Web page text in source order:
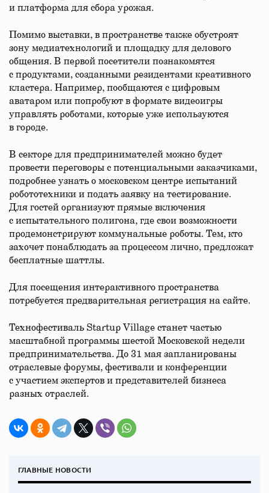
и платформа для сбора урожая.
Помимо выставки, в пространстве также обустроят
зону медиатехнологий и площадку для делового
общения. В первой посетители познакомятся
с продуктами, созданными резидентами креативного
кластера. Например, пообщаются с цифровым
аватаром или попробуют в формате видеоигры
управлять роботами, которые уже используются
в городе.
В секторе для предпринимателей можно будет
провести переговоры с потенциальными заказчиками,
подробнее узнать о московском центре испытаний
робототехники и подать заявку на тестирование.
Для гостей организуют прямые включения
с испытательного полигона, где свои возможности
продемонстрируют коммунальные роботы. Тем, кто
захочет понаблюдать за процессом лично, предложат
бесплатные шаттлы.
Для посещения интерактивного пространства
потребуется предварительная регистрация на сайте.
Технофестиваль Startup Village станет частью
масштабной программы шестой Московской недели
предпринимательства. До 31 мая запланированы
отраслевые форумы, фестивали и конференции
с участием экспертов и представителей бизнеса
разных отраслей.
ГЛАВНЫЕ НОВОСТИ